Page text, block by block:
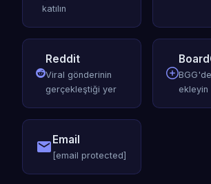
katılın
Reddit
Viral gönderinin
gerçekleştiği yer
ekleyin
Email
[email protected]